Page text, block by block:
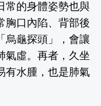
常的身體姿勢也與
胸口內陷、背部後
烏龜探頭」，會讓
氣虛。再者，久坐
有水腫，也是肺氣